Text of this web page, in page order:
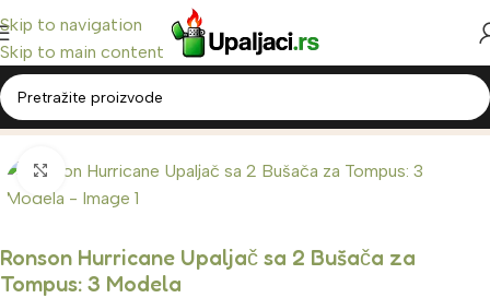
Skip to navigation
Skip to main content
Home/ Ronson Upaljači
Click to enlarge
Ronson Hurricane Upaljač sa 2 Bušača za
Tompus: 3 Modela